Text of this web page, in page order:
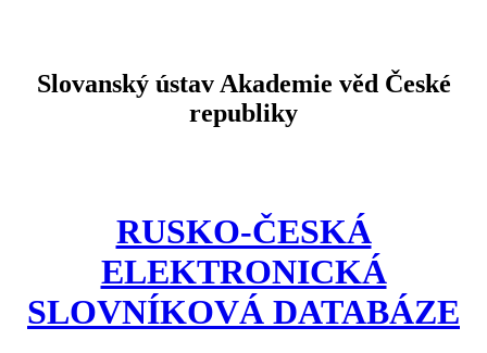
Slovanský ústav Akademie věd České
republiky
RUSKO-ČESKÁ
ELEKTRONICKÁ
SLOVNÍKOVÁ DATABÁZE